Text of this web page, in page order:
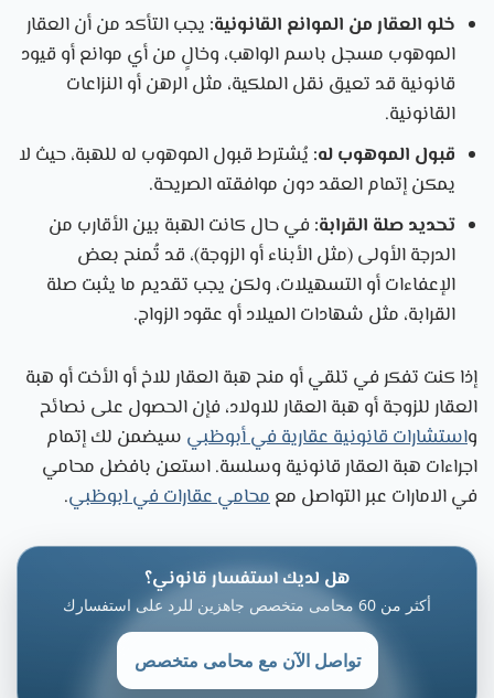
خلو العقار من الموانع القانونية: يجب التأكد من أن العقار
الموهوب مسجل باسم الواهب، وخالٍ من أي موانع أو قيود
قانونية قد تعيق نقل الملكية، مثل الرهن أو النزاعات
القانونية.
قبول الموهوب له: يُشترط قبول الموهوب له للهبة، حيث لا
يمكن إتمام العقد دون موافقته الصريحة.
تحديد صلة القرابة: في حال كانت الهبة بين الأقارب من
الدرجة الأولى (مثل الأبناء أو الزوجة)، قد تُمنح بعض
الإعفاءات أو التسهيلات، ولكن يجب تقديم ما يثبت صلة
القرابة، مثل شهادات الميلاد أو عقود الزواج.
إذا كنت تفكر في تلقي أو منح هبة العقار للاخ أو الأخت أو هبة
العقار للزوجة أو هبة العقار للاولاد، فإن الحصول على نصائح
واستشارات قانونية عقارية في أبوظبي سيضمن لك إتمام
اجراءات هبة العقار قانونية وسلسة. استعن بافضل محامي
في الامارات عبر التواصل معمحامي عقارات في ابوظبي.
هل لديك استفسار قانوني؟
أكثر من 60 محامى متخصص جاهزين للرد على استفسارك
تواصل الآن مع محامى متخصص